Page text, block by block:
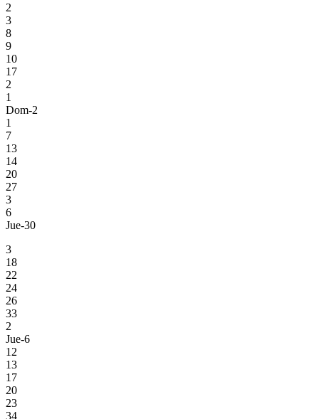
2
3
8
9
10
17
2
1
Dom-2
1
7
13
14
20
27
3
6
Jue-30
3
18
22
24
26
33
2
Jue-6
12
13
17
20
23
34